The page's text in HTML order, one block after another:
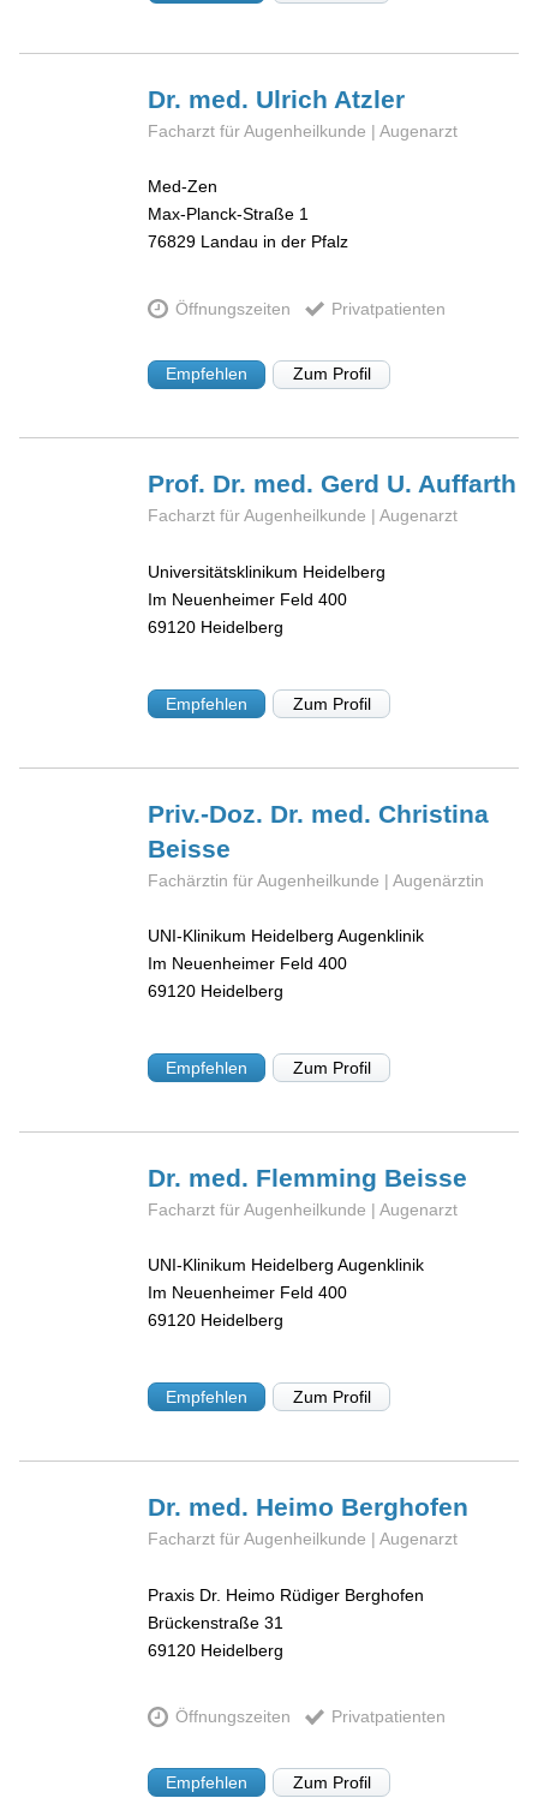
Dr. med. Ulrich Atzler
Facharzt für Augenheilkunde | Augenarzt
Med-Zen
Max-Planck-Straße 1
76829 Landau in der Pfalz
Öffnungszeiten Privatpatienten
Empfehlen Zum Profil
Prof. Dr. med. Gerd U. Auffarth
Facharzt für Augenheilkunde | Augenarzt
Universitätsklinikum Heidelberg
Im Neuenheimer Feld 400
69120 Heidelberg
Empfehlen Zum Profil
Priv.-Doz. Dr. med. Christina
Beisse
Fachärztin für Augenheilkunde | Augenärztin
UNI-Klinikum Heidelberg Augenklinik
Im Neuenheimer Feld 400
69120 Heidelberg
Empfehlen Zum Profil
Dr. med. Flemming Beisse
Facharzt für Augenheilkunde | Augenarzt
UNI-Klinikum Heidelberg Augenklinik
Im Neuenheimer Feld 400
69120 Heidelberg
Empfehlen Zum Profil
Dr. med. Heimo Berghofen
Facharzt für Augenheilkunde | Augenarzt
Praxis Dr. Heimo Rüdiger Berghofen
Brückenstraße 31
69120 Heidelberg
Öffnungszeiten Privatpatienten
Empfehlen Zum Profil